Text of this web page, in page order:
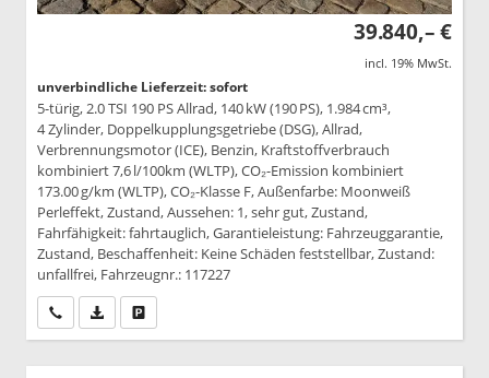
39.840,– €
incl. 19% MwSt.
unverbindliche Lieferzeit: sofort
5-türig, 2.0 TSI 190 PS Allrad, 140 kW (190 PS), 1.984 cm³,
4 Zylinder, Doppelkupplungsgetriebe (DSG), Allrad,
Verbrennungsmotor (ICE), Benzin, Kraftstoffverbrauch
kombiniert 7,6 l/100km (WLTP), CO₂-Emission kombiniert
173.00 g/km (WLTP), CO₂-Klasse F, Außenfarbe: Moonweiß
Perleffekt, Zustand, Aussehen: 1, sehr gut, Zustand,
Fahrfähigkeit: fahrtauglich, Garantieleistung: Fahrzeuggarantie,
Zustand, Beschaffenheit: Keine Schäden feststellbar, Zustand:
unfallfrei, Fahrzeugnr.: 117227
Wir rufen Sie anPDF-Datei, Fahrzeugexposé drucken